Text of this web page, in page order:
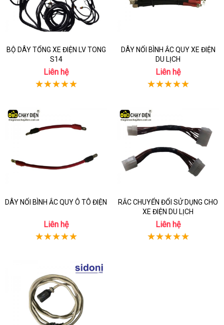
BỘ DÂY TỔNG XE ĐIỆN LV TONG
S14
Liên hệ
DÂY NỐI BÌNH ẮC QUY XE ĐIỆN
DU LỊCH
Liên hệ
DÂY NỐI BÌNH ẮC QUY Ô TÔ ĐIỆN
Liên hệ
RẮC CHUYỂN ĐỔI SỬ DỤNG CHO
XE ĐIỆN DU LỊCH
Liên hệ